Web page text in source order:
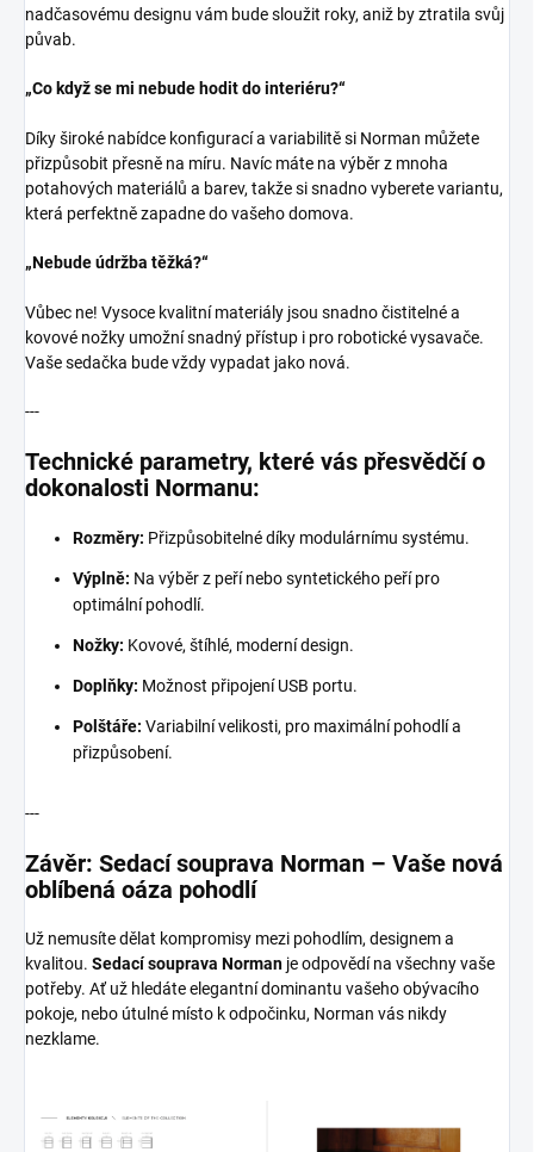
nadčasovému designu vám bude sloužit roky, aniž by ztratila svůj
půvab.
„Co když se mi nebude hodit do interiéru?“
Díky široké nabídce konfigurací a variabilitě si Norman můžete
přizpůsobit přesně na míru. Navíc máte na výběr z mnoha
potahových materiálů a barev, takže si snadno vyberete variantu,
která perfektně zapadne do vašeho domova.
„Nebude údržba těžká?“
Vůbec ne! Vysoce kvalitní materiály jsou snadno čistitelné a
kovové nožky umožní snadný přístup i pro robotické vysavače.
Vaše sedačka bude vždy vypadat jako nová.
---
Technické parametry, které vás přesvědčí o
dokonalosti Normanu:
Rozměry: Přizpůsobitelné díky modulárnímu systému.
Výplně: Na výběr z peří nebo syntetického peří pro
optimální pohodlí.
Nožky: Kovové, štíhlé, moderní design.
Doplňky: Možnost připojení USB portu.
Polštáře: Variabilní velikosti, pro maximální pohodlí a
přizpůsobení.
---
Závěr: Sedací souprava Norman – Vaše nová
oblíbená oáza pohodlí
Už nemusíte dělat kompromisy mezi pohodlím, designem a
kvalitou. Sedací souprava Norman je odpovědí na všechny vaše
potřeby. Ať už hledáte elegantní dominantu vašeho obývacího
pokoje, nebo útulné místo k odpočinku, Norman vás nikdy
nezklame.